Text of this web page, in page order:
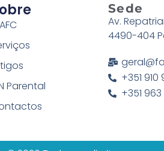
Parental
Sede
Av.
4490-404
+351
+351